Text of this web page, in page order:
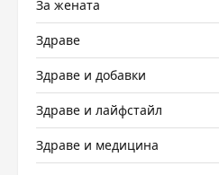
За жената
Здраве
Здраве и добавки
Здраве и лайфстайл
Здраве и медицина